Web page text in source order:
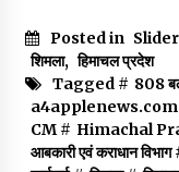
Posted in Slider
शिमला, हिमाचल प्रदेश
Tagged # 808
a4applenews.com
CM# Himachal
आबकारी एवं कराधान विभाग